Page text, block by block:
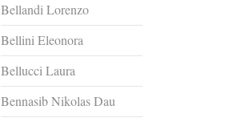
Bellandi Lorenzo
Bellini Eleonora
Bellucci Laura
Bennasib Nikolas Dau